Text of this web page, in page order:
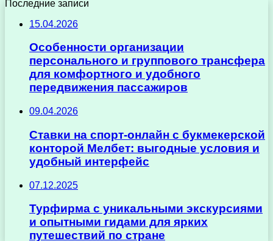
Последние записи
15.04.2026
Особенности организации
персонального и группового трансфера
для комфортного и удобного
передвижения пассажиров
09.04.2026
Ставки на спорт-онлайн с букмекерской
конторой Мелбет: выгодные условия и
удобный интерфейс
07.12.2025
Турфирма с уникальными экскурсиями
и опытными гидами для ярких
путешествий по стране